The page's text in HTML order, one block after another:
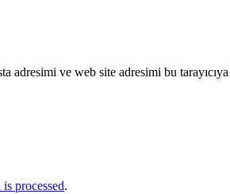
adresimi ve web site adresimi bu
processed.